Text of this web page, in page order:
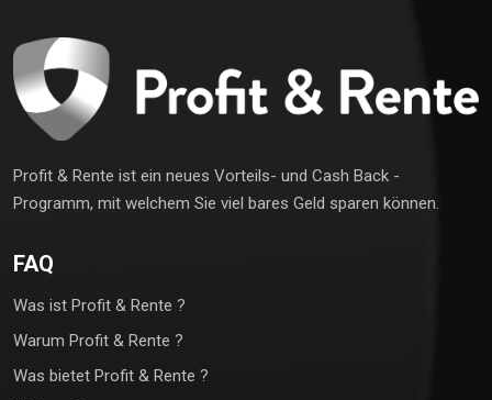
Profit & Rente ist ein neues Vorteils- und Cash Back -
Programm, mit welchem Sie viel bares Geld sparen können.
FAQ
Was ist Profit & Rente ?
Warum Profit & Rente ?
Was bietet Profit & Rente ?